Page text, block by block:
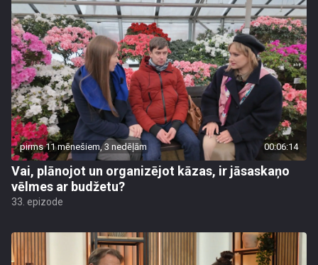
pirms 11 mēnešiem, 3 nedēļām 00:06:14
Vai, plānojot un organizējot kāzas, ir jāsaskaņo
vēlmes ar budžetu?
33. epizode